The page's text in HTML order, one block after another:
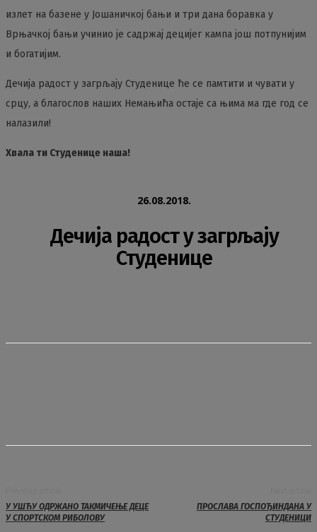
26.08.2018.
Дечија радост у загрљају
Студенице
излет на базене у Јошаничкој бањи и три дана боравка у
Врњачкој бањи учинио је садржај децијег кампа још потпунијим
и богатијим.
Дечија радост у загрљају Студенице ће се памтити и чувати у
срцу, а благослов наших Немањића остаје са њима ма где год се
налазили!
Хвала ти Студенице наша!
У УШЋУ ОДРЖАНО ТАКМИЧЕЊЕ ДЕЦЕ
У СПОРТСКОМ РИБОЛОВУ
ПРОСЛАВА ГОСПОЂИНДАНА У
СТУДЕНИЦИ